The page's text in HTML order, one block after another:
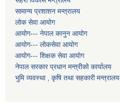
सामान्य प्रशाशन मन्त्रालय
लोक सेवा आयोग
आयोग--- नेपाल कानुन आयोग
आयोग--- लोकसेवा आयोग
आयोग--- शिक्षक सेवा आयोग
नेपाल सरकार प्रधान मन्त्रीको कार्यालय
भुमि व्यवस्था , कृषि तथा सहकारी मन्त्रालय